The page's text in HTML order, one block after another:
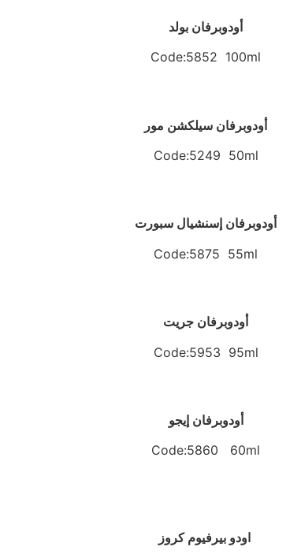
أودوبرفان بولد
Code:5852 100ml
أودوبرفان سيلكشن مور
Code:5249 50ml
أودوبرفان إسنشيال سبورت
Code:5875 55ml
أودوبرفان جريت
Code:5953 95ml
أودوبرفان إيجو
Code:5860 60ml
اودو بيرفيوم كروز